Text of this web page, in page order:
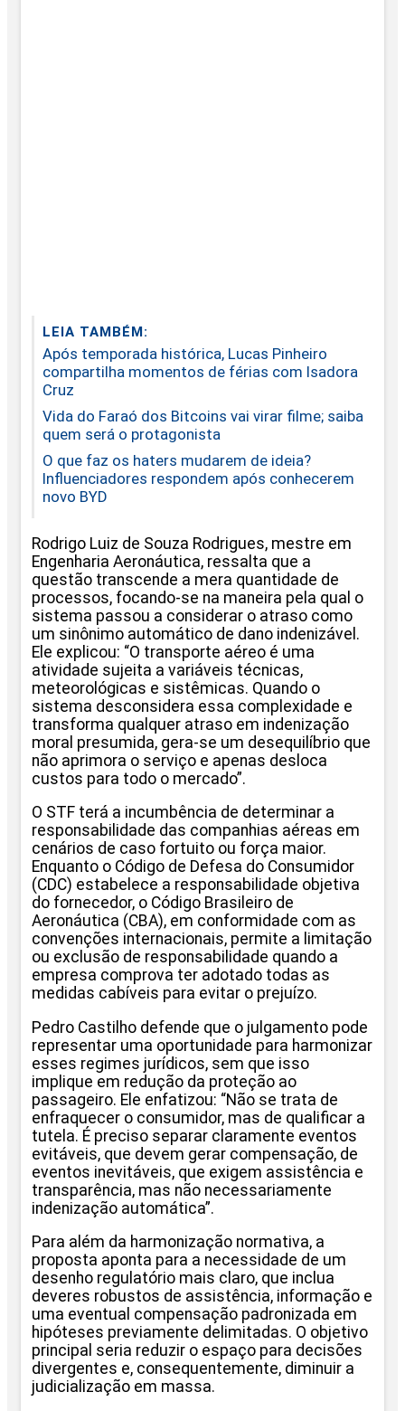
LEIA TAMBÉM:
Após temporada histórica, Lucas Pinheiro
compartilha momentos de férias com Isadora
Cruz
Vida do Faraó dos Bitcoins vai virar filme; saiba
quem será o protagonista
O que faz os haters mudarem de ideia?
Influenciadores respondem após conhecerem
novo BYD
Rodrigo Luiz de Souza Rodrigues, mestre em
Engenharia Aeronáutica, ressalta que a
questão transcende a mera quantidade de
processos, focando-se na maneira pela qual o
sistema passou a considerar o atraso como
um sinônimo automático de dano indenizável.
Ele explicou: “O transporte aéreo é uma
atividade sujeita a variáveis técnicas,
meteorológicas e sistêmicas. Quando o
sistema desconsidera essa complexidade e
transforma qualquer atraso em indenização
moral presumida, gera-se um desequilíbrio que
não aprimora o serviço e apenas desloca
custos para todo o mercado”.
O STF terá a incumbência de determinar a
responsabilidade das companhias aéreas em
cenários de caso fortuito ou força maior.
Enquanto o Código de Defesa do Consumidor
(CDC) estabelece a responsabilidade objetiva
do fornecedor, o Código Brasileiro de
Aeronáutica (CBA), em conformidade com as
convenções internacionais, permite a limitação
ou exclusão de responsabilidade quando a
empresa comprova ter adotado todas as
medidas cabíveis para evitar o prejuízo.
Pedro Castilho defende que o julgamento pode
representar uma oportunidade para harmonizar
esses regimes jurídicos, sem que isso
implique em redução da proteção ao
passageiro. Ele enfatizou: “Não se trata de
enfraquecer o consumidor, mas de qualificar a
tutela. É preciso separar claramente eventos
evitáveis, que devem gerar compensação, de
eventos inevitáveis, que exigem assistência e
transparência, mas não necessariamente
indenização automática”.
Para além da harmonização normativa, a
proposta aponta para a necessidade de um
desenho regulatório mais claro, que inclua
deveres robustos de assistência, informação e
uma eventual compensação padronizada em
hipóteses previamente delimitadas. O objetivo
principal seria reduzir o espaço para decisões
divergentes e, consequentemente, diminuir a
judicialização em massa.